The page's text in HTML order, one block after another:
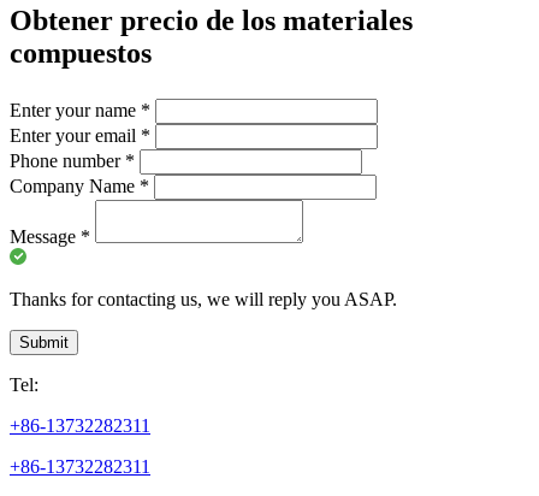
Obtener precio de los materiales
compuestos
Enter your name *
Enter your email *
Phone number *
Company Name *
Message *
Thanks for contacting us, we will reply you ASAP.
Submit
Tel:
+86-13732282311
+86-13732282311